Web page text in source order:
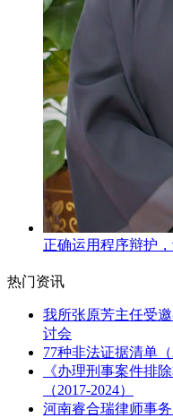
正确运用程序辩护
热门资讯
我所张原芳主任受
讨会
77种非法证据清单（
《办理刑事案件排
（2017-2024）
河南睿合瑞律师事